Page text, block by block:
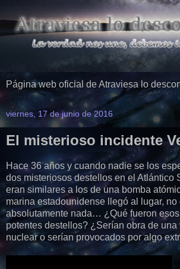
Página web oficial de Atraviesa lo
viernes, 17 de junio de 2016
El misterioso incidente
Hace 36 años y cuando nadie se los
dos misteriosos destellos en el Atlántico
eran similares a los de una bomba
marina estadounidense llegó al lugar, no
absolutamente nada… ¿Qué fueron
potentes destellos? ¿Serían obra de una
nuclear o serían provocados por algo